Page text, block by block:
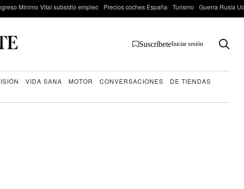
Mínimo Vital subsidio empleo Precios coches España Turismo Guerra Rusia
SuscríbeteIniciar sesión
VIDA SANA MOTOR CONVERSACIONES
DE TIENDAS